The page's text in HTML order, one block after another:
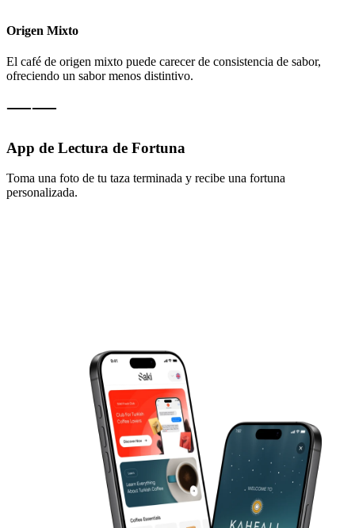
Origen Mixto
El café de origen mixto puede carecer de consistencia de sabor,
ofreciendo un sabor menos distintivo.
App de Lectura de Fortuna
Toma una foto de tu taza terminada y recibe una fortuna
personalizada.